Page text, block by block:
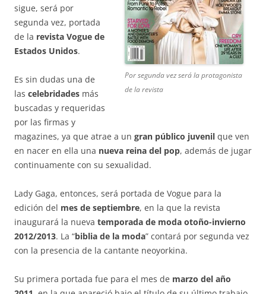
Por segunda vez será la protagonista
de la revista
sigue, será por
segunda vez, portada
de la revista Vogue de
Estados Unidos.
Es sin dudas una de
las celebridades más
buscadas y requeridas
por las firmas y
magazines, ya que atrae a un gran público juvenil que ven
en nacer en ella una nueva reina del pop, además de jugar
continuamente con su sexualidad.
Lady Gaga, entonces, será portada de Vogue para la
edición del mes de septiembre, en la que la revista
inaugurará la nueva temporada de moda otoño-invierno
2012/2013. La “biblia de la moda” contará por segunda vez
con la presencia de la cantante neoyorkina.
Su primera portada fue para el mes de marzo del año